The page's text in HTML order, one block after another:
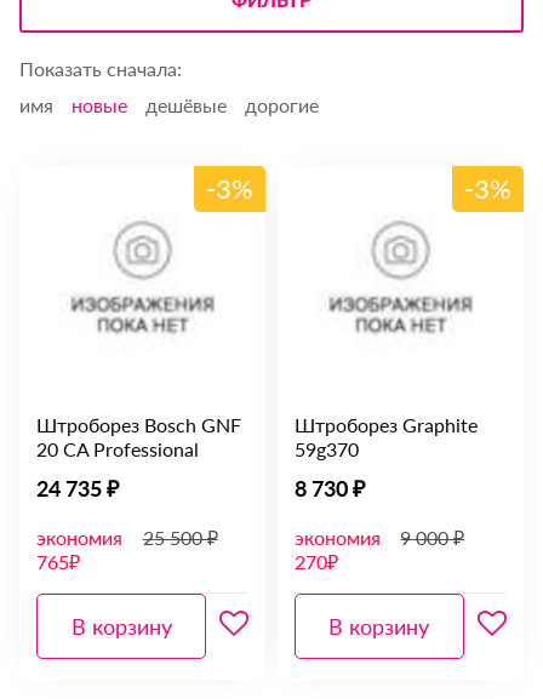
Показать сначала:
имя
новые дешёвые дорогие
-3%
Штроборез Bosch GNF
20 CA Professional
24 735 ₽
экономия
765₽
25 500 ₽
В корзину
-3%
Штроборез Graphite
59g370
8 730 ₽
экономия
270₽
9 000 ₽
В корзину